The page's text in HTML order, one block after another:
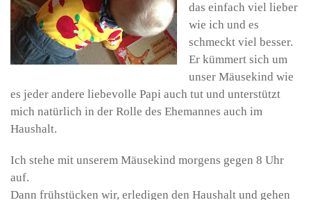
das einfach viel lieber
wie ich und es
schmeckt viel besser.
Er kümmert sich um
unser Mäusekind wie
es jeder andere liebevolle Papi auch tut und unterstützt
mich natürlich in der Rolle des Ehemannes auch im
Haushalt.
Ich stehe mit unserem Mäusekind morgens gegen 8 Uhr
auf.
Dann frühstücken wir, erledigen den Haushalt und gehen